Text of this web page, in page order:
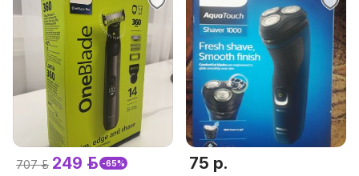
707 р. 249 р. -65% 75 р.